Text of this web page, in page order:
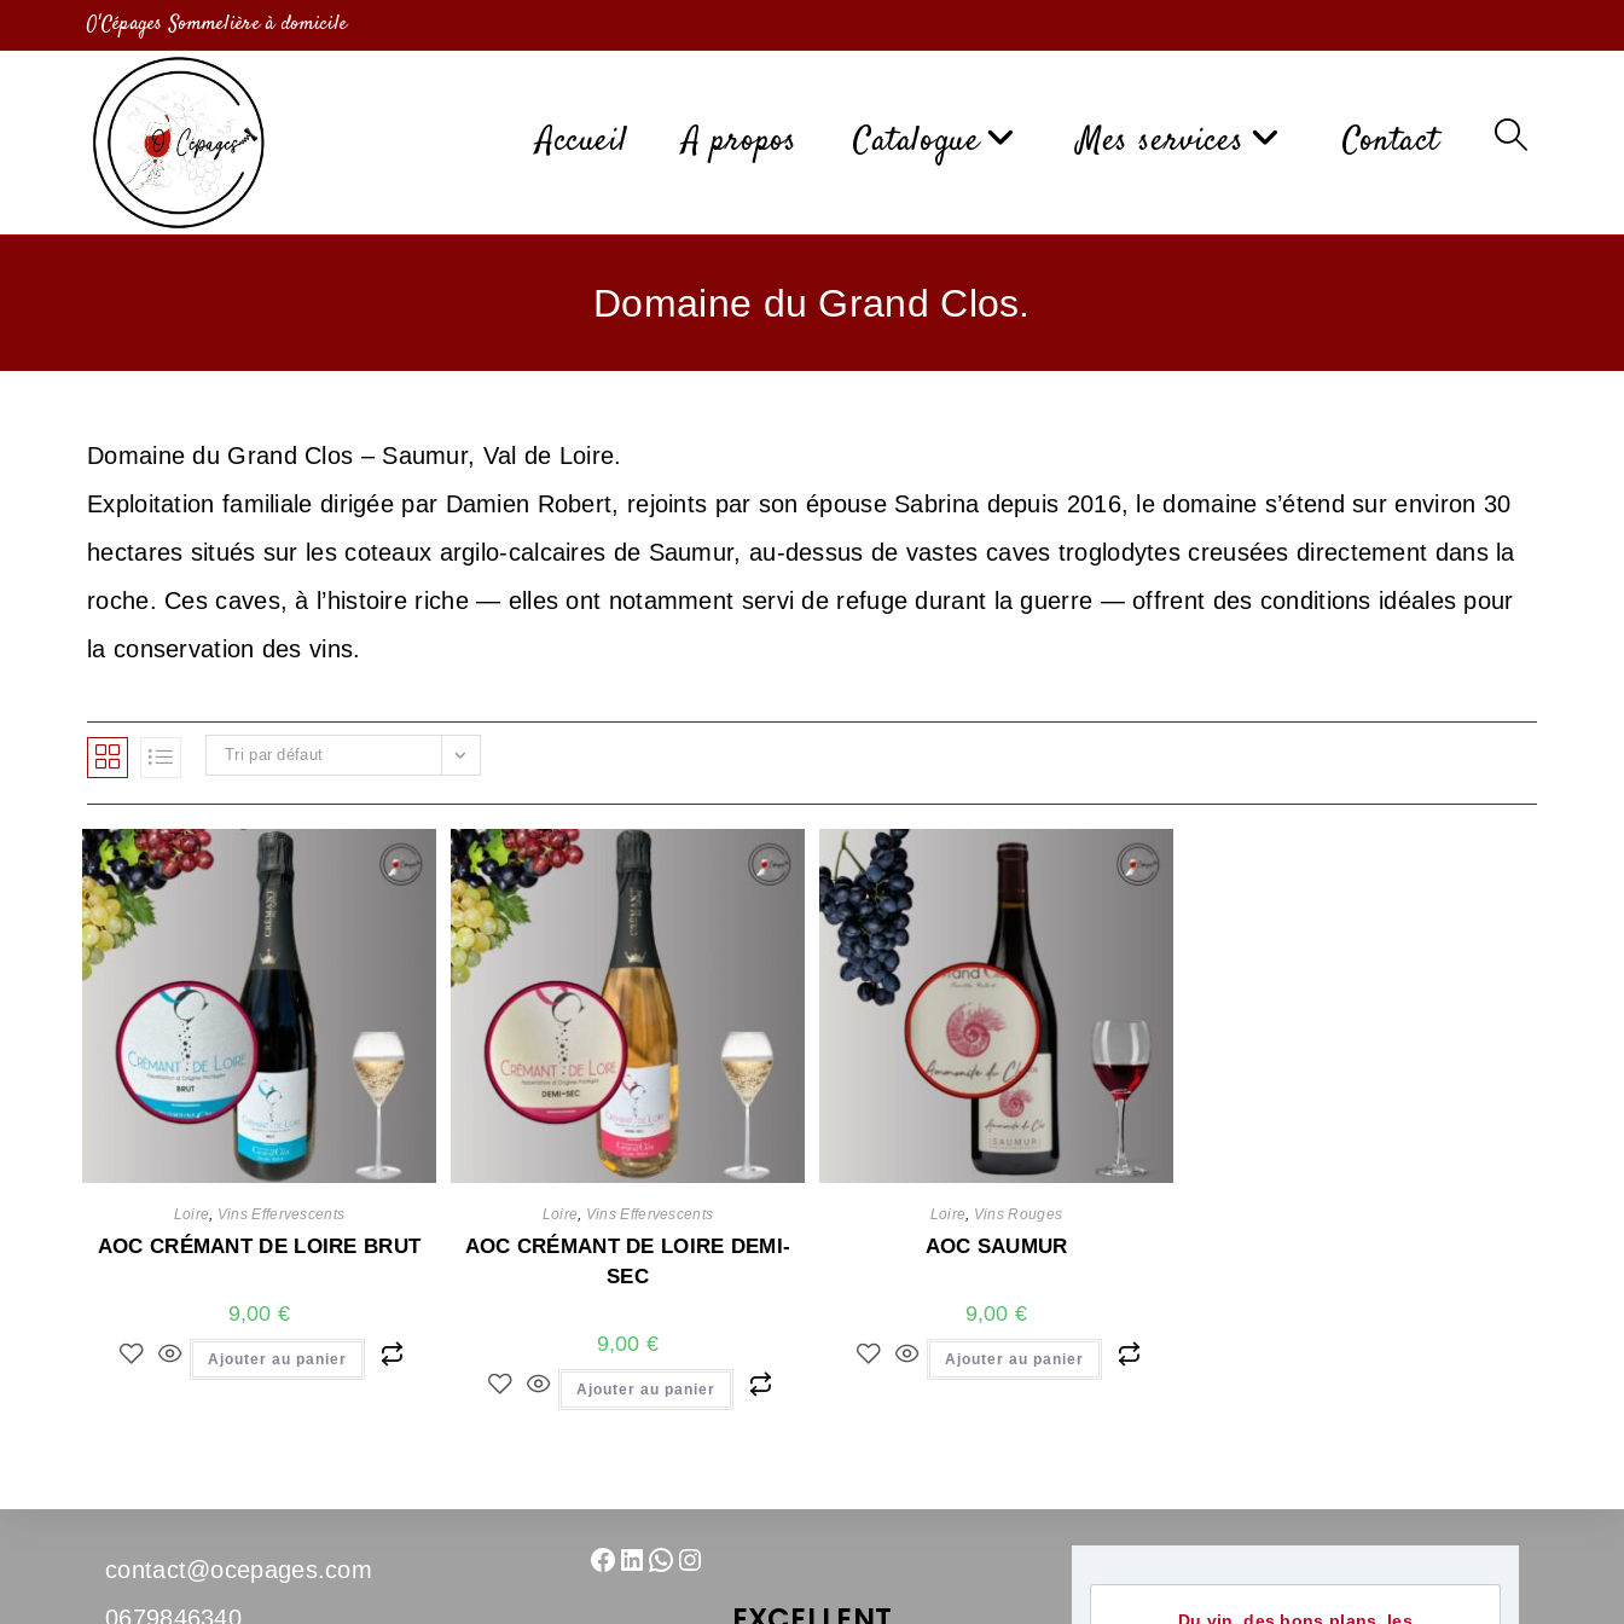
O'Cépages Sommelière à domicile
Accueil A propos Catalogue Mes services Contact
Domaine du Grand Clos.
Domaine du Grand Clos – Saumur, Val de Loire.
Exploitation familiale dirigée par Damien Robert, rejoints par son épouse Sabrina depuis 2016, le domaine s’étend sur environ 30
hectares situés sur les coteaux argilo-calcaires de Saumur, au-dessus de vastes caves troglodytes creusées directement dans la
roche. Ces caves, à l’histoire riche — elles ont notamment servi de refuge durant la guerre — offrent des conditions idéales pour
la conservation des vins.
Tri par défaut
Loire Vins Effervescents
AOC CRÉMANT DE LOIRE BRUT
9,00€
Ajouter au panier
Loire Vins Effervescents
AOC CRÉMANT DE LOIRE DEMI-
SEC
9,00€
Ajouter au panier
Loire Vins Rouges
AOC SAUMUR
9,00€
Ajouter au panier
contact@ocepages.com
0679846340